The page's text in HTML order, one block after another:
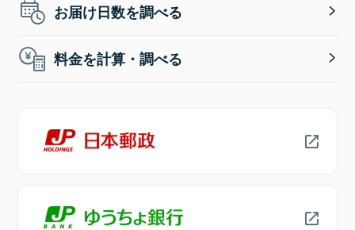
お届け日数を調べる
料金を計算・調べる